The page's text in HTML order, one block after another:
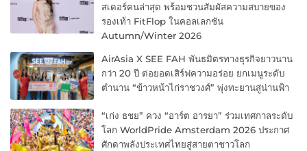
สเดอร์คนล่าสุด พร้อมชวนสัมผัสความสบายของ
รองเท้า FitFlop ในคอลเลกชัน
Autumn/Winter 2026
AirAsia X SEE FAH พันธมิตรทางธุรกิจยาวนาน
กว่า 20 ปี ต่อยอดเสิร์ฟความอร่อย ยกเมนูระดับ
ตำนาน “ข้าวหน้าไก่ราชวงศ์” พุ่งทะยานสู่น่านฟ้า
“เก่ง ธชย” ควง “อาร์ต อารยา” ร่วมเทศกาลระดับ
โลก WorldPride Amsterdam 2026 ประกาศ
ศักดาพลังประเทศไทยสู่สายตาชาวโลก